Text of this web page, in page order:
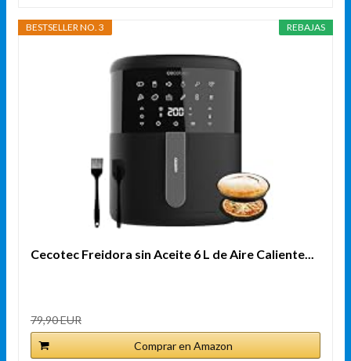
REBAJAS
BESTSELLER NO. 3
Cecotec Freidora sin Aceite 6 L de Aire Caliente...
79,90 EUR
Comprar en Amazon